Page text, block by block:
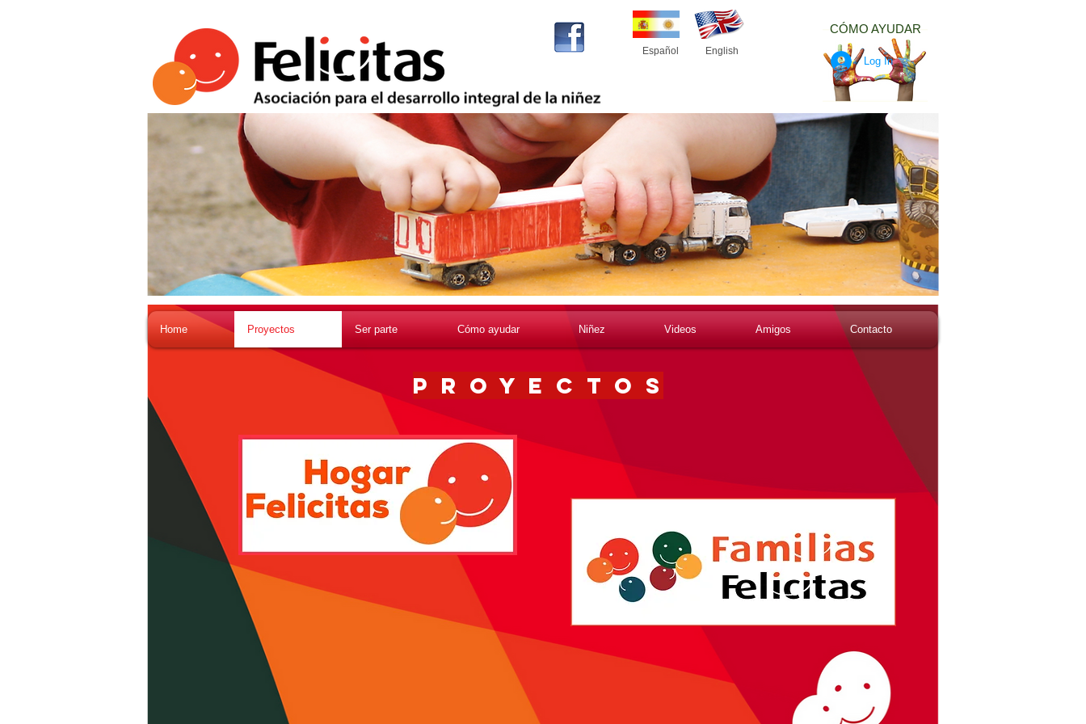
Español English
CÓMO AYUDAR
Log In
Home Proyectos Ser parte Cómo ayudar Niñez Videos Amigos Contacto
P R O Y E C T O S